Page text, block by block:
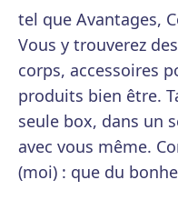
tel que Avantages,
Vous y trouverez
corps, accessoires
produits bien être.
seule box, dans un
avec vous même.
(moi) : que du